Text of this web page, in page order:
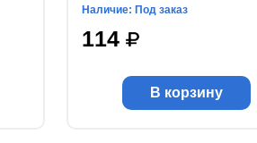
Наличие: Под заказ
114
В корзину